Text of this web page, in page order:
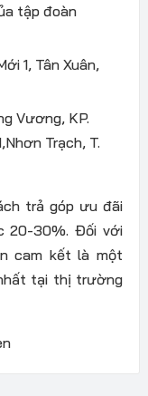
tập đoàn
1, Tân Xuân,
Vương, KP.
Trạch, T.
trả góp ưu đãi
20-30%. Đối với
cam kết là một
tại thị trường